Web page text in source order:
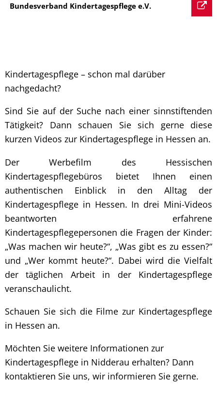
Bundesverband Kindertagespflege e.V.
Kindertagespflege – schon mal darüber
nachgedacht?
Sind Sie auf der Suche nach einer sinnstiftenden
Tätigkeit? Dann schauen Sie sich gerne diese
kurzen Videos zur Kindertagespflege in Hessen an.
Der Werbefilm des Hessischen
Kindertagespflegebüros bietet Ihnen einen
authentischen Einblick in den Alltag der
Kindertagespflege in Hessen. In drei Mini-Videos
beantworten erfahrene
Kindertagespflegepersonen die Fragen der Kinder:
„Was machen wir heute?“, „Was gibt es zu essen?“
und „Wer kommt heute?“. Dabei wird die Vielfalt
der täglichen Arbeit in der Kindertagespflege
veranschaulicht.
Schauen Sie sich die Filme zur Kindertagespflege
in Hessen an.
Möchten Sie weitere Informationen zur
Kindertagespflege in Nidderau erhalten? Dann
kontaktieren Sie uns, wir informieren Sie gerne.